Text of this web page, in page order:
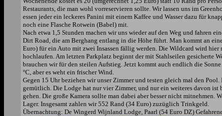
Restaurants, die man wohl vorreservieren sollte. Wir lassen uns im
essen jeder ein leckeres Panini mit einem Kaffee und Wasser dazu für
noch eine Flasche Rotwein (Babel) mit.
Nach etwa 1,5 Stunden machen wir uns wieder auf den Weg und fahren
Dirt Road, die am Berghang entlang in die Höhe führt. Man kommt an
Euro) für ein Auto mit zwei Insassen fällig werden. Die Wildcard wird
hochlaufen. Am letzten Parkplatz beginnt der mit Stahlseilen gesicherte
brauchen wir für den steilen Aufstieg. Jetzt kommt auch endlich die
°C, aber es weht ein frischer Wind.
Gegen 15 Uhr beziehen wir unser Zimmer und testen gleich mal den Pool.
gemütlich. Die Lodge hat nur vier Zimmer, und nur ein weiteres davon ist
gehen. Die große Kamera sollte man dabei aber besser nicht
Lager. Insgesamt zahlen wir 552 Rand (34 Euro) zuzüglich Trinkgeld.
Übernachtung: De Wingerd Wijnland Lodge, Paarl (54 Euro DZ)